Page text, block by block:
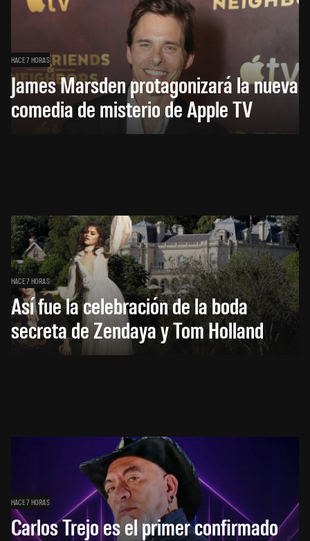
HACE 7 HORAS
James Marsden protagonizará la nueva
comedia de misterio de Apple TV
HACE 7 HORAS
Así fue la celebración de la boda
secreta de Zendaya y Tom Holland
HACE 7 HORAS
Carlos Trejo es el primer confirmado